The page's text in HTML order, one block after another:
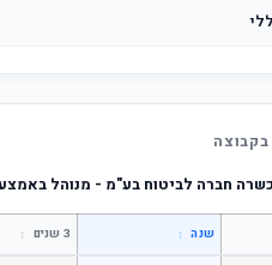
חברה לביטוח בע"מ - מנוהל
שנה ↕ 3 שנים ↕